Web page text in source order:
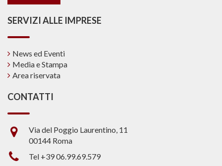
SERVIZI ALLE IMPRESE
News ed Eventi
Media e Stampa
Area riservata
CONTATTI
Via del Poggio Laurentino, 11
00144 Roma
Tel +39 06.99.69.579